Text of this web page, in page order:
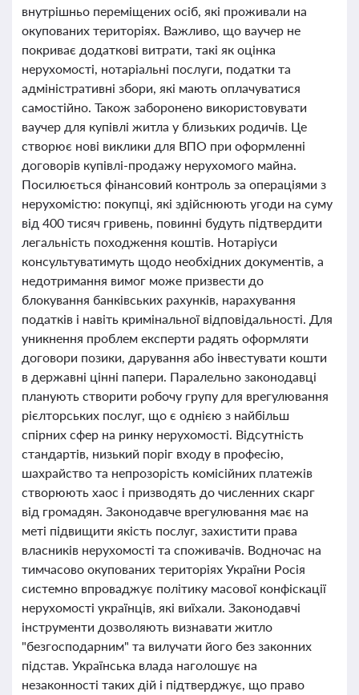
внутрішньо переміщених осіб, які проживали на
окупованих територіях. Важливо, що ваучер не
покриває додаткові витрати, такі як оцінка
нерухомості, нотаріальні послуги, податки та
адміністративні збори, які мають оплачуватися
самостійно. Також заборонено використовувати
ваучер для купівлі житла у близьких родичів. Це
створює нові виклики для ВПО при оформленні
договорів купівлі-продажу нерухомого майна.
Посилюється фінансовий контроль за операціями з
нерухомістю: покупці, які здійснюють угоди на суму
від 400 тисяч гривень, повинні будуть підтвердити
легальність походження коштів. Нотаріуси
консультуватимуть щодо необхідних документів, а
недотримання вимог може призвести до
блокування банківських рахунків, нарахування
податків і навіть кримінальної відповідальності. Для
уникнення проблем експерти радять оформляти
договори позики, дарування або інвестувати кошти
в державні цінні папери. Паралельно законодавці
планують створити робочу групу для врегулювання
рієлторських послуг, що є однією з найбільш
спірних сфер на ринку нерухомості. Відсутність
стандартів, низький поріг входу в професію,
шахрайство та непрозорість комісійних платежів
створюють хаос і призводять до численних скарг
від громадян. Законодавче врегулювання має на
меті підвищити якість послуг, захистити права
власників нерухомості та споживачів. Водночас на
тимчасово окупованих територіях України Росія
системно впроваджує політику масової конфіскації
нерухомості українців, які виїхали. Законодавчі
інструменти дозволяють визнавати житло
"безгосподарним" та вилучати його без законних
підстав. Українська влада наголошує на
незаконності таких дій і підтверджує, що право